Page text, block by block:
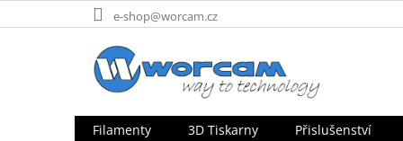
na
e-shop@worcam.cz
Filamenty 3D Tiskarny Přislušenství